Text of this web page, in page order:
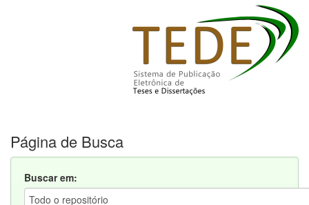
Página de Busca
Buscar em: